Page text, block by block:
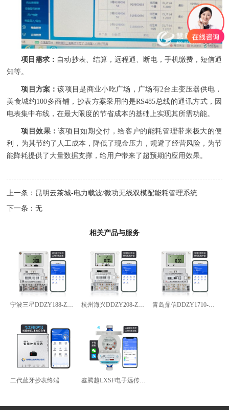
项目需求： 自动抄表、结算，远程通、断电，手机缴费，短信通
知等。
项目方案：该项目是商业小吃广场，广场有2台主变压器供电，
美食城约100多商铺，抄表方案采用的是RS485总线的通讯方式，因
电表集中布线，在最大限度的节省成本的基础上实现其所需功能。
项目效果：该项目如期交付，给客户的能耗管理带来极大的便
利，为其节约了人工成本，降低了现金压力，规避了经营风险，为节
能降耗提供了大量数据支撑，给用户带来了超预期的应用效果。
上一条： 昆明云茶城-电力载波/微功无线双模配能耗管理系统
下一条：无
相关产品与服务
宁波三星DDZY188-Z型4G通讯智能电能表杭州海兴DDZY208-Z型RS485通讯智能电能表
青岛鼎信DDZY1710-Z型单
二代蓝牙抄表终端 鑫腾越LXSF电子远传智能水表